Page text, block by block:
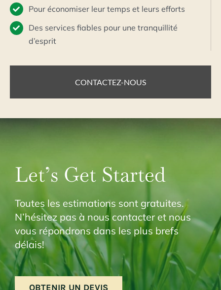
Pour économiser leur temps et leurs efforts
Des services fiables pour une tranquillité
d’esprit
CONTACTEZ-NOUS
Let’s Get Started
Toutes les estimations sont gratuites.
N’hésitez pas à nous contacter et nous
vous répondrons dans les plus brefs
délais!
OBTENIR UN DEVIS